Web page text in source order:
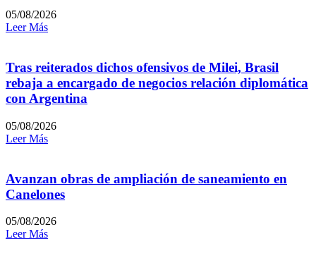
05/08/2026
Leer Más
Tras reiterados dichos ofensivos de Milei, Brasil
rebaja a encargado de negocios relación diplomática
con Argentina
05/08/2026
Leer Más
Avanzan obras de ampliación de saneamiento en
Canelones
05/08/2026
Leer Más